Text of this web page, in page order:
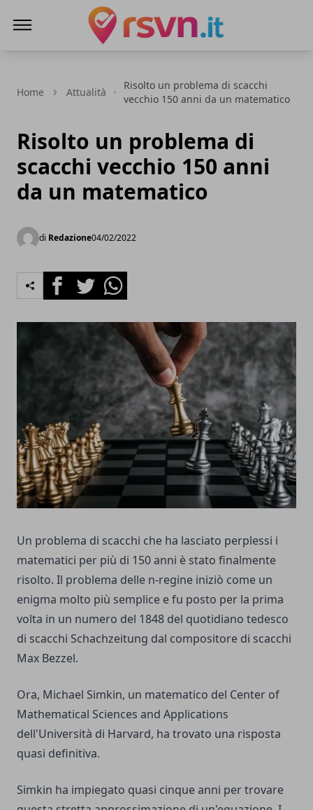
Home Attualità
Risolto un problema di scacchi
vecchio 150 anni da un matematico
Risolto un problema di
scacchi vecchio 150 anni
da un matematico
di Redazione04/02/2022
FacebookTwitterWhatsapp
Un problema di scacchi che ha lasciato perplessi i
matematici per più di 150 anni è stato finalmente
risolto. Il problema delle n-regine iniziò come un
enigma molto più semplice e fu posto per la prima
volta in un numero del 1848 del quotidiano tedesco
di scacchi Schachzeitung dal compositore di scacchi
Max Bezzel.
Ora, Michael Simkin, un matematico del Center of
Mathematical Sciences and Applications
dell'Università di Harvard, ha trovato una risposta
quasi definitiva.
Simkin ha impiegato quasi cinque anni per trovare